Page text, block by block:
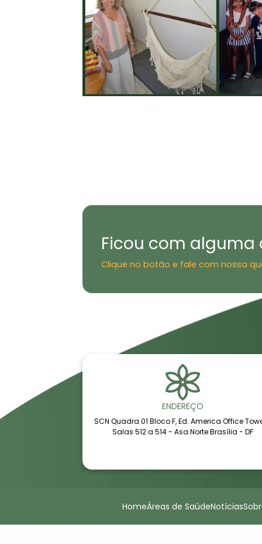
Ficou com alguma
Clique no botão e fale com nossa
ENDEREÇO
SCN Quadra 01 Bloco F, Ed. America Office
Salas 512 a 514 - Asa Norte Brasília - DF
Home Áreas de Saúde Notícias